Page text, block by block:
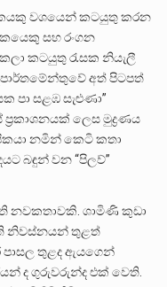
වශයෙන් කටයුතු කරන
සහ රංගන
කටයුතු රැසක නියැලී
අත් පිටපත්
පා සළඹ සැළුණා”
ප්‍රකාශනයක් ලෙස මුද්‍රණය
නමින් කෙටි කතා
බඳුන් වන “පිලව්”
නවකතාවකි. ශාමිණි කුඩා
නිවස්නයන් තුළත්
තුළද ඇයගෙන්
ද ගුරුවරුන්ද එක් වෙති.